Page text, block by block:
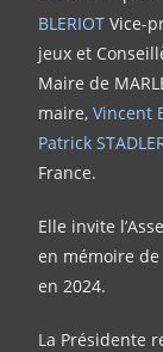
BLERIOT Vice-
jeux et
Maire de
maire,Vincent
Patrick
France.
Elle invite
en mémoire
en 2024.
La Présidente